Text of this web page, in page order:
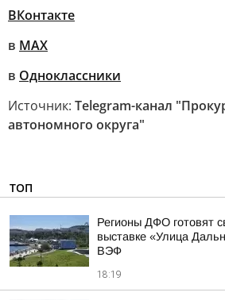
ВКонтакте
в МАХ
в Одноклассники
Источник: Telegram-канал
автономного округа"
ТОП
Регионы ДФО готовят
выставке «Улица
ВЭФ
18:19